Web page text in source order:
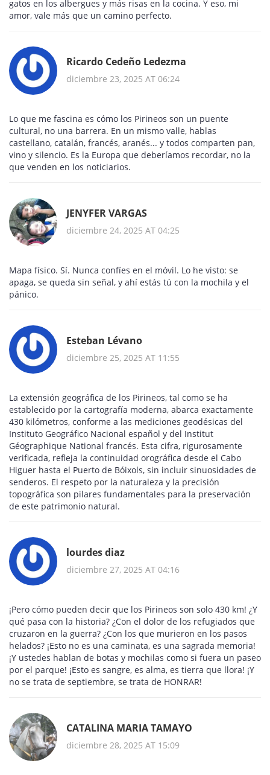
gatos en los albergues y más risas en la cocina. Y eso, mi
amor, vale más que un camino perfecto.
Ricardo Cedeño Ledezma
diciembre 23, 2025 AT 06:24
Lo que me fascina es cómo los Pirineos son un puente
cultural, no una barrera. En un mismo valle, hablas
castellano, catalán, francés, aranés... y todos comparten pan,
vino y silencio. Es la Europa que deberíamos recordar, no la
que venden en los noticiarios.
JENYFER VARGAS
diciembre 24, 2025 AT 04:25
Mapa físico. Sí. Nunca confíes en el móvil. Lo he visto: se
apaga, se queda sin señal, y ahí estás tú con la mochila y el
pánico.
Esteban Lévano
diciembre 25, 2025 AT 11:55
La extensión geográfica de los Pirineos, tal como se ha
establecido por la cartografía moderna, abarca exactamente
430 kilómetros, conforme a las mediciones geodésicas del
Instituto Geográfico Nacional español y del Institut
Géographique National francés. Esta cifra, rigurosamente
verificada, refleja la continuidad orográfica desde el Cabo
Higuer hasta el Puerto de Bóixols, sin incluir sinuosidades de
senderos. El respeto por la naturaleza y la precisión
topográfica son pilares fundamentales para la preservación
de este patrimonio natural.
lourdes diaz
diciembre 27, 2025 AT 04:16
¡Pero cómo pueden decir que los Pirineos son solo 430 km! ¿Y
qué pasa con la historia? ¿Con el dolor de los refugiados que
cruzaron en la guerra? ¿Con los que murieron en los pasos
helados? ¡Esto no es una caminata, es una sagrada memoria!
¡Y ustedes hablan de botas y mochilas como si fuera un paseo
por el parque! ¡Esto es sangre, es alma, es tierra que llora! ¡Y
no se trata de septiembre, se trata de HONRAR!
CATALINA MARIA TAMAYO
diciembre 28, 2025 AT 15:09